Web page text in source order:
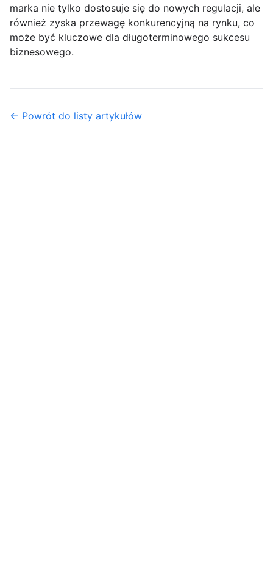
marka nie tylko dostosuje się do nowych regulacji, ale
również zyska przewagę konkurencyjną na rynku, co
może być kluczowe dla długoterminowego sukcesu
biznesowego.
← Powrót do listy artykułów